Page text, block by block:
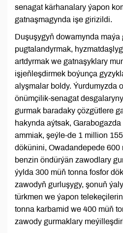
senagat kärhanalary ýapon
gatnaşmagynda işe girizildi.
Duşuşygyň dowamynda
pugtalandyrmak,
artdyrmak we gatnaşyklary
işjeňleşdirmek boýunça
alyşmalar boldy. Ýurdumyzda
önümçilik-senagat
gurmak baradaky çözgütlere
hakynda aýtsak,
ammiak, şeýle-de 1 million
dökünini, Owadandepede 600
benzin öndürýän zawodlary
ýylda 300 müň tonna fosfor
zawodyň gurluşygy, şonuň
türkmen we ýapon
tonna karbamid we 400 müň
zawody gurmaklary